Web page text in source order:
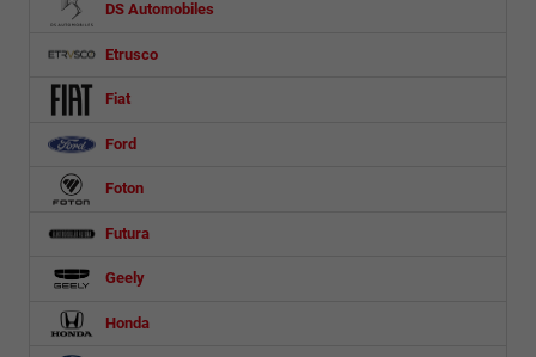
DS Automobiles
Etrusco
Fiat
Ford
Foton
Futura
Geely
Honda